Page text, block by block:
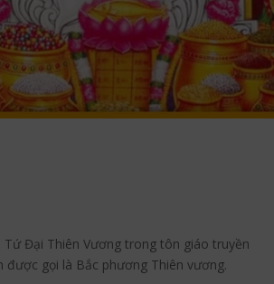
Đại Thiên Vương trong tôn giáo truyền
gọi là Bắc phương Thiên vương.